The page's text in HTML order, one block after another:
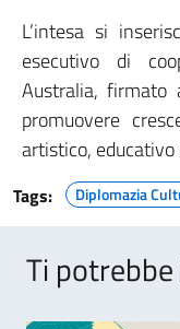
L’intesa si
esecutivo di
Australia, firmato
promuovere
artistico, educativo
Tags: Diplomazia
Ti